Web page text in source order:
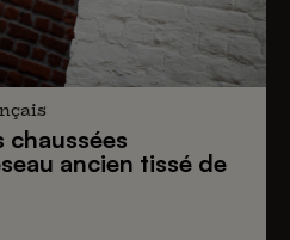
chaussées
ancien tissé de